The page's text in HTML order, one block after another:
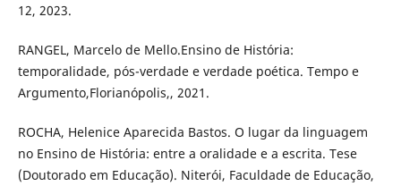
12, 2023.
RANGEL, Marcelo de Mello.Ensino de História:
temporalidade, pós-verdade e verdade poética. Tempo e
Argumento,Florianópolis,, 2021.
ROCHA, Helenice Aparecida Bastos. O lugar da linguagem
no Ensino de História: entre a oralidade e a escrita. Tese
(Doutorado em Educação). Niterói, Faculdade de Educação,